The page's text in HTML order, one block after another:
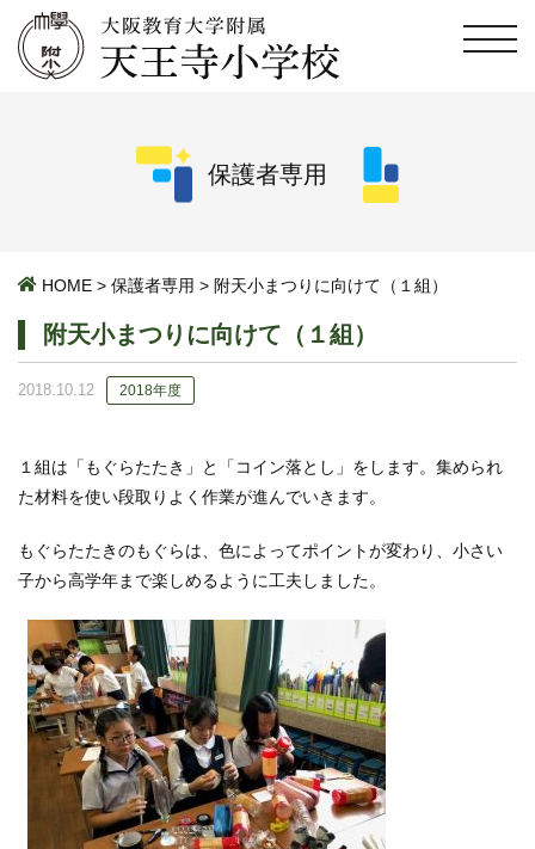
保護者専用
HOME > 保護者専用 > 附天小まつりに向けて（１組）
附天小まつりに向けて（１組）
2018.10.12 2018年度
１組は「もぐらたたき」と「コイン落とし」をします。集められ
た材料を使い段取りよく作業が進んでいきます。
もぐらたたきのもぐらは、色によってポイントが変わり、小さい
子から高学年まで楽しめるように工夫しました。